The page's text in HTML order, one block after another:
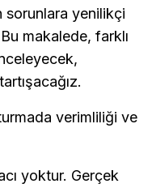
sorunlara yenilikçi
makalede, farklı
verimliliği ve
yoktur. Gerçek